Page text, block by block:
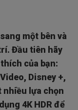
một bên và
Đầu tiên hãy
của bạn:
Disney +,
nhiều lựa chọn
4K HDR để